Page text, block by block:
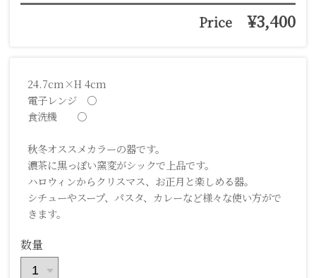
Price ¥3,400
24.7cm×H 4cm
電子レンジ ○
食洗機 ○
秋冬オススメカラーの器です。
濃茶に黒っぽい窯変がシックで上品です。
ハロウィンからクリスマス、お正月と楽しめる器。
シチューやスープ、パスタ、カレーなど様々な使い方がで
きます。
数量